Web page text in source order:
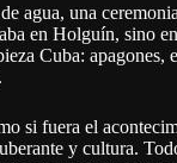
agua, una
en Holguín, sino
Cuba:
si fuera el
y cultura.